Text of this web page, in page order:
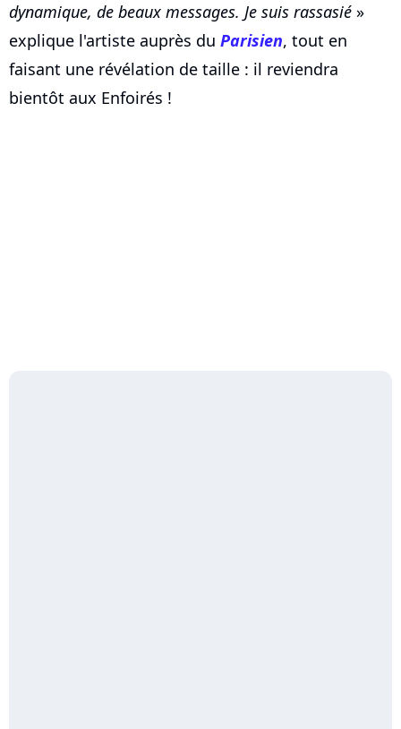
dynamique, de beaux messages. Je suis rassasié »
explique l'artiste auprès du Parisien, tout en
faisant une révélation de taille : il reviendra
bientôt aux Enfoirés !